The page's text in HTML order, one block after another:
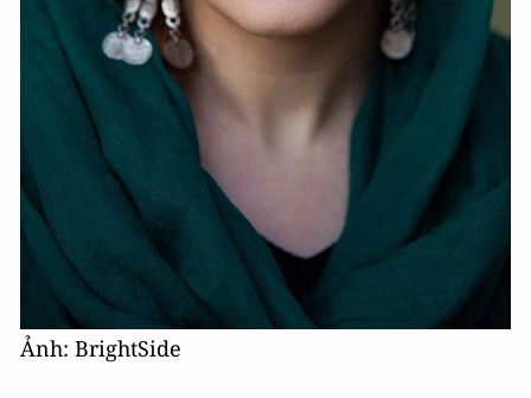
Ảnh: BrightSide